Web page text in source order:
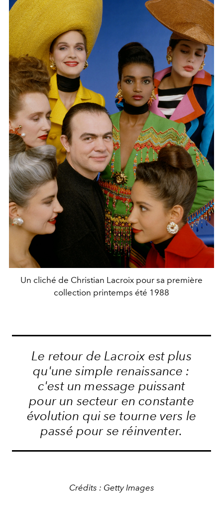
Un cliché de Christian Lacroix pour sa première
collection printemps été 1988
Le retour de Lacroix est plus
qu'une simple renaissance :
c'est un message puissant
pour un secteur en constante
évolution qui se tourne vers le
passé pour se réinventer.
Crédits : Getty Images